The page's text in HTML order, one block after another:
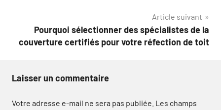
Article suivant
Pourquoi sélectionner des spécialistes de la
couverture certifiés pour votre réfection de toit
Laisser un commentaire
Votre adresse e-mail ne sera pas publiée. Les champs